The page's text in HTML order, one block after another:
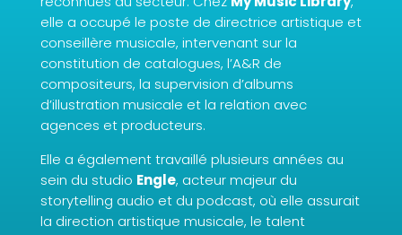
elle a occupé le poste de directrice artistique et
conseillère musicale, intervenant sur la
constitution de catalogues, l’A&R de
compositeurs, la supervision d’albums
d’illustration musicale et la relation avec
agences et producteurs.
Elle a également travaillé plusieurs années au
sein du studio Engle, acteur majeur du
storytelling audio et du podcast, où elle assurait
la direction artistique musicale, le talent